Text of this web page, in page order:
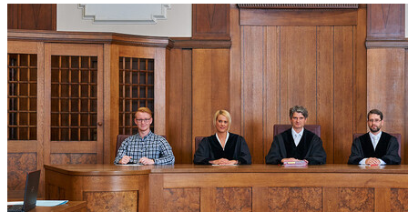
Klagen in bürgerlichen Rechtsstreitigkeiten - 4 Ca 5248/26
Heute, 14:30 Uhr-Aufgehoben!
Gütetermin
Klagen in bürgerlichen Rechtsstreitigkeiten - 4 Ca 5034/26
Heute, 14:45 Uhr
Gütetermin
Klagen in bürgerlichen Rechtsstreitigkeiten - 4 Ca 5257/26
Heute, 15:00 Uhr
Gütetermin
Klagen in bürgerlichen Rechtsstreitigkeiten - 4 Ca 4998/26
Heute, 15:15 Uhr
Gütetermin
Klagen in bürgerlichen Rechtsstreitigkeiten - 4 Ca 5263/26